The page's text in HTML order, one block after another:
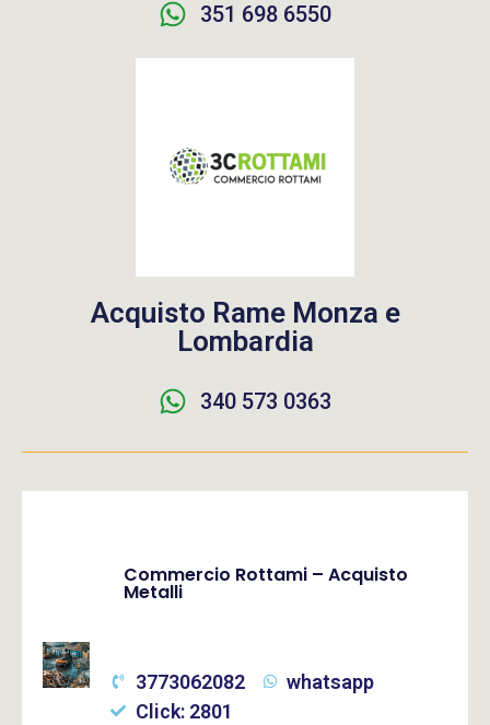
351 698 6550
Acquisto Rame Monza e
Lombardia
340 573 0363
Commercio Rottami – Acquisto
Metalli
3773062082
whatsapp
Click: 2801